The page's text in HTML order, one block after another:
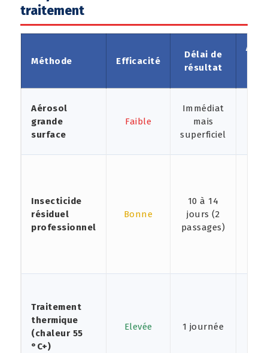
traitement
Méthode Efficacité
Délai de
résultat
Aérosol
grande
surface
Faible
Immédiat
mais
superficiel
Insecticide
résiduel
professionnel
Bonne
10 à 14
jours (2
passages)
Traitement
thermique
(chaleur 55
°C+)
Elevée 1 journée